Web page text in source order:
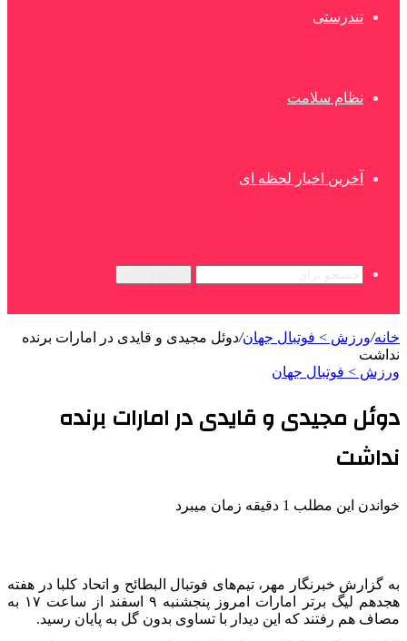
تندرستی
نظام سلامت
آخرین اخبار لحظه ای
خانه/ورزش > فوتبال جهان/دوئل مجیدی و قایدی در امارات برنده
نداشت
ورزش > فوتبال جهان
دوئل مجیدی و قایدی در امارات برنده
نداشت
خواندن این مطلب 1 دقیقه زمان میبرد
به گزارش خبرنگار مهر، تیم‌های فوتبال البطائح و اتحاد کلبا در هفته
هجدهم لیگ برتر امارات امروز پنجشنبه ۹ اسفند از ساعت ۱۷ به
مصاف هم رفتند که این دیدار با تساوی بدون گل به پایان رسید.